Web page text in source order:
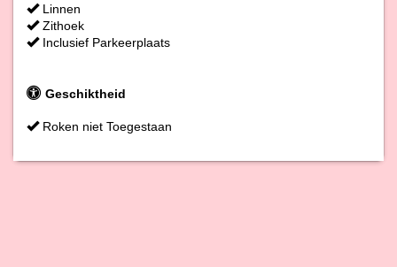
Linnen
Zithoek
Inclusief Parkeerplaats
Geschiktheid
Roken niet Toegestaan